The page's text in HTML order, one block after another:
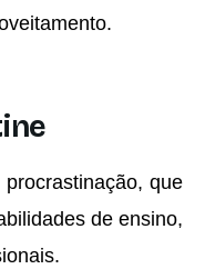
que
de ensino,